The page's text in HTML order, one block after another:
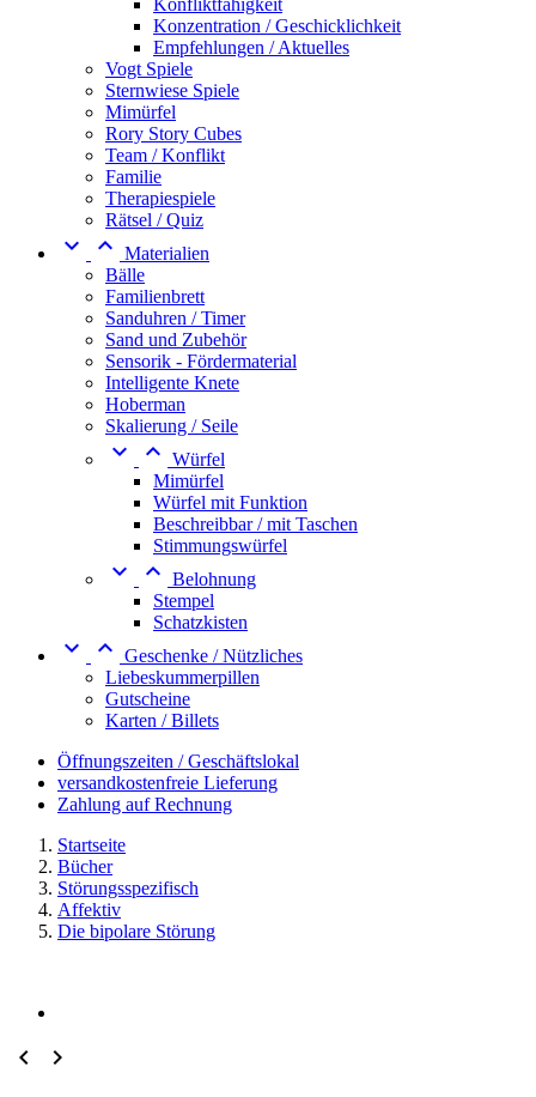
Konfliktfähigkeit
Konzentration / Geschicklichkeit
Empfehlungen / Aktuelles
Vogt Spiele
Sternwiese Spiele
Mimürfel
Rory Story Cubes
Team / Konflikt
Familie
Therapiespiele
Rätsel / Quiz
  Materialien
Bälle
Familienbrett
Sanduhren / Timer
Sand und Zubehör
Sensorik - Fördermaterial
Intelligente Knete
Hoberman
Skalierung / Seile
  Würfel
Mimürfel
Würfel mit Funktion
Beschreibbar / mit Taschen
Stimmungswürfel
  Belohnung
Stempel
Schatzkisten
  Geschenke / Nützliches
Liebeskummerpillen
Gutscheine
Karten / Billets
Öffnungszeiten / Geschäftslokal
versandkostenfreie Lieferung
Zahlung auf Rechnung
Startseite
Bücher
Störungsspezifisch
Affektiv
Die bipolare Störung
 